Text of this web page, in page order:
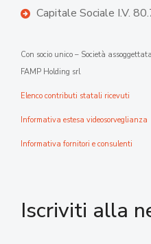
Capitale Sociale I.V.
Con socio unico – Società
FAMP Holding srl
Elenco contributi statali ricevuti
Informativa estesa videosorveglianza
Informativa fornitori e consulenti
Iscriviti alla